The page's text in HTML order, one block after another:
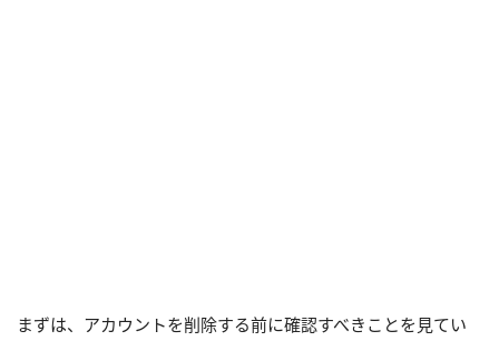
まずは、アカウントを削除する前に確認すべきことを見てい